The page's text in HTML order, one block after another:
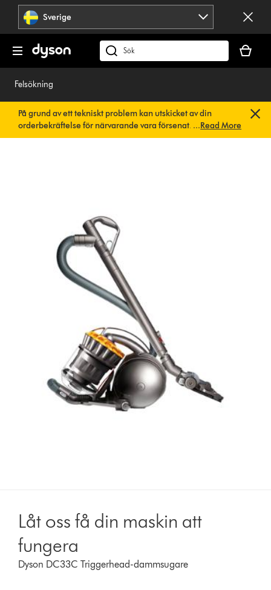
Hoppa
navigering
Sverige
Sök
på
är
tom
Felsökning
På grund av ett tekniskt problem kan utskicket av din
orderbekräftelse för närvarande vara försenat. Vi arbetar
redan på en snabb lösning.Du behöver inte göra någonting.
...Read More
Låt oss få din maskin att
fungera
Dyson DC33C Triggerhead-dammsugare